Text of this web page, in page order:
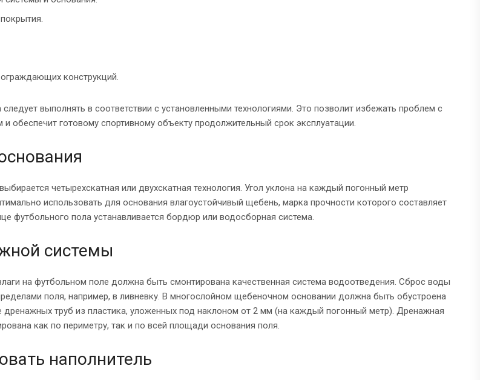
конструкций.
выполнять в соответствии с установленными технологиями. Это позволит избежать проблем с
обеспечит готовому спортивному объекту продолжительный срок эксплуатации.
четырехскатная или двухскатная технология. Угол уклона на каждый погонный метр
использовать для основания влагоустойчивый щебень, марка прочности которого составляет
футбольного пола устанавливается бордюр или водосборная система.
системы
на футбольном поле должна быть смонтирована качественная система водоотведения. Сброс воды
поля, например, в ливневку. В многослойном щебеночном основании должна быть обустроена
дренажных труб из пластика, уложенных под наклоном от 2 мм (на каждый погонный метр). Дренажная
как по периметру, так и по всей площади основания поля.
наполнитель